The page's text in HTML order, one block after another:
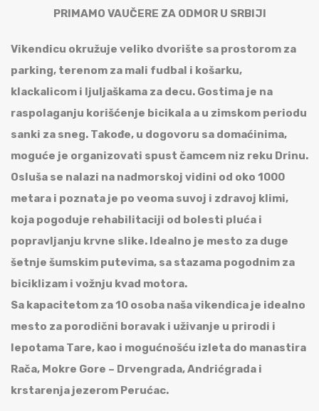
PRIMAMO VAUČERE ZA ODMOR U SRBIJI
Vikendicu okružuje veliko dvorište sa prostorom za
parking, terenom za mali fudbal i košarku,
klackalicom i ljuljaškama za decu. Gostima je na
raspolaganju korišćenje bicikala a u zimskom periodu
sanki za sneg. Takođe, u dogovoru sa domaćinima,
moguće je organizovati spust čamcem niz reku Drinu.
Osluša se nalazi na nadmorskoj vidini od oko 1000
metara i poznata je po veoma suvoj i zdravoj klimi,
koja pogoduje rehabilitaciji od bolesti pluća i
popravljanju krvne slike. Idealno je mesto za duge
šetnje šumskim putevima, sa stazama pogodnim za
biciklizam i vožnju kvad motora.
Sa kapacitetom za 10 osoba naša vikendica je idealno
mesto za porodični boravak i uživanje u prirodi i
lepotama Tare, kao i mogućnošću izleta do manastira
Rača, Mokre Gore – Drvengrada, Andrićgrada i
krstarenja jezerom Perućac.